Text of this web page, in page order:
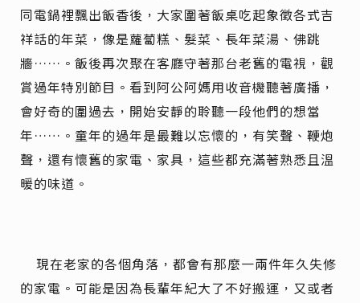
同電鍋裡飄出飯香後，大家圍著飯桌吃起象徵各式吉
祥話的年菜，像是蘿蔔糕、髮菜、長年菜湯、佛跳
牆…… 。飯後再次聚在客廳守著那台老舊的電視，觀
賞過年特別節目。看到阿公阿媽用收音機聽著廣播，
會好奇的圍過去，開始安靜的聆聽一段他們的想當
年 …… 。童年的過年是最難以忘懷的，有笑聲、鞭炮
聲，還有懷舊的家電、家具，這些都充滿著熟悉且溫
暖的味道。
現在老家的各個角落，都會有那麼一兩件年久失修
的家電。可能是因為長輩年紀大了不好搬運，又或者